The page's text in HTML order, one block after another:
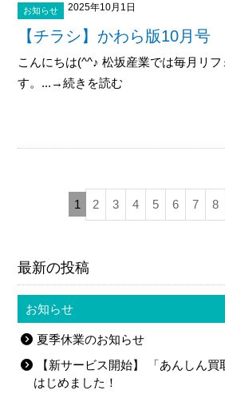
お知らせ 2025年10月1日
【チラシ】かわら版10月
こんにちは(^^♪ 松坂産業では毎月リ
す。...→続きを読む
1 2 3 4 5 6 7 8
最新の投稿
お知らせ
夏季休業のお知らせ
【新サービス開始】 「あんしん買
はじめました！